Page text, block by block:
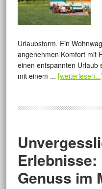
Urlaubsform. Ein
angenehmen Komfort mit
einen entspannten Urlaub
mit einem ... [weiterlesen...]
Genuss im